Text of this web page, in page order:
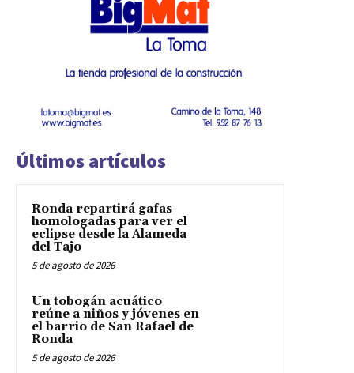
Últimos artículos
Ronda repartirá gafas
homologadas para ver el
eclipse desde la Alameda
del Tajo
5 de agosto de 2026
Un tobogán acuático
reúne a niños y jóvenes en
el barrio de San Rafael de
Ronda
5 de agosto de 2026